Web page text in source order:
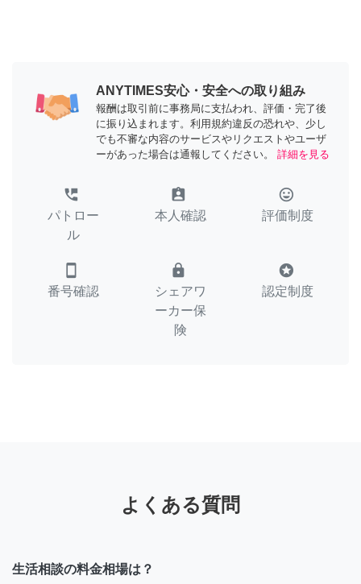
ANYTIMES安心・安全への取り組み
報酬は取引前に事務局に支払われ、評価・完了後
に振り込まれます。利用規約違反の恐れや、少し
でも不審な内容のサービスやリクエストやユーザ
ーがあった場合は通報してください。
詳細を見る
perm_phone_msg
パトロー
ル
assignment_ind
本人確認
tag_faces
評価制度
smartphone
番号確認
lock
シェアワ
ーカー保
険
stars
認定制度
よくある質問
生活相談の料金相場は？